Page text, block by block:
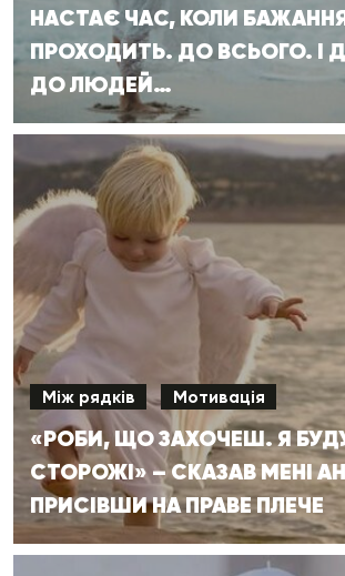
НАСТАЄ ЧАС, КОЛИ
ПРОХОДИТЬ. ДО ВСЬОГО. І
ДО ЛЮДЕЙ…
Між рядків Мотивація
«РОБИ, ЩО ЗАХОЧЕШ. Я
СТОРОЖІ» – СКАЗАВ МЕНІ
ПРИСІВШИ НА ПРАВЕ ПЛЕЧЕ